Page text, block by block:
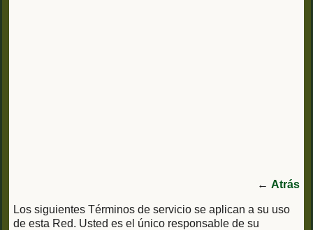
← Atrás
Los siguientes Términos de servicio se aplican a su uso
de esta Red. Usted es el único responsable de su